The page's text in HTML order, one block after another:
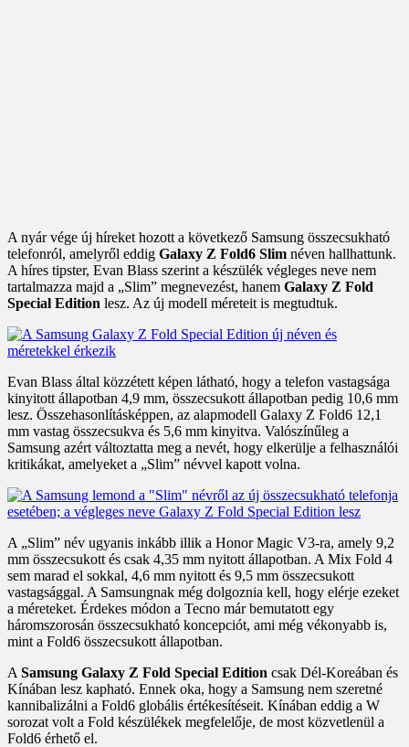
A nyár vége új híreket hozott a következő Samsung összecsukható
telefonról, amelyről eddig Galaxy Z Fold6 Slim néven hallhattunk.
A híres tipster, Evan Blass szerint a készülék végleges neve nem
tartalmazza majd a „Slim” megnevezést, hanem Galaxy Z Fold
Special Edition lesz. Az új modell méreteit is megtudtuk.
Evan Blass által közzétett képen látható, hogy a telefon vastagsága
kinyitott állapotban 4,9 mm, összecsukott állapotban pedig 10,6 mm
lesz. Összehasonlításképpen, az alapmodell Galaxy Z Fold6 12,1
mm vastag összecsukva és 5,6 mm kinyitva. Valószínűleg a
Samsung azért változtatta meg a nevét, hogy elkerülje a felhasználói
kritikákat, amelyeket a „Slim” névvel kapott volna.
A „Slim” név ugyanis inkább illik a Honor Magic V3-ra, amely 9,2
mm összecsukott és csak 4,35 mm nyitott állapotban. A Mix Fold 4
sem marad el sokkal, 4,6 mm nyitott és 9,5 mm összecsukott
vastagsággal. A Samsungnak még dolgoznia kell, hogy elérje ezeket
a méreteket. Érdekes módon a Tecno már bemutatott egy
háromszorosán összecsukható koncepciót, ami még vékonyabb is,
mint a Fold6 összecsukott állapotban.
A Samsung Galaxy Z Fold Special Edition csak Dél-Koreában és
Kínában lesz kapható. Ennek oka, hogy a Samsung nem szeretné
kannibalizálni a Fold6 globális értékesítéseit. Kínában eddig a W
sorozat volt a Fold készülékek megfelelője, de most közvetlenül a
Fold6 érhető el.